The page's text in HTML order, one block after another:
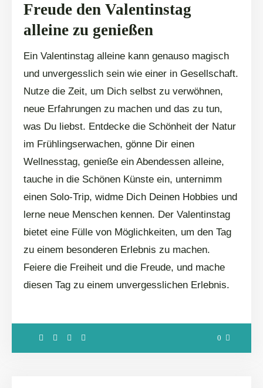
Freude den Valentinstag
alleine zu genießen
Ein Valentinstag alleine kann genauso magisch
und unvergesslich sein wie einer in Gesellschaft.
Nutze die Zeit, um Dich selbst zu verwöhnen,
neue Erfahrungen zu machen und das zu tun,
was Du liebst. Entdecke die Schönheit der Natur
im Frühlingserwachen, gönne Dir einen
Wellnesstag, genieße ein Abendessen alleine,
tauche in die Schönen Künste ein, unternimm
einen Solo-Trip, widme Dich Deinen Hobbies und
lerne neue Menschen kennen. Der Valentinstag
bietet eine Fülle von Möglichkeiten, um den Tag
zu einem besonderen Erlebnis zu machen.
Feiere die Freiheit und die Freude, und mache
diesen Tag zu einem unvergesslichen Erlebnis.
0